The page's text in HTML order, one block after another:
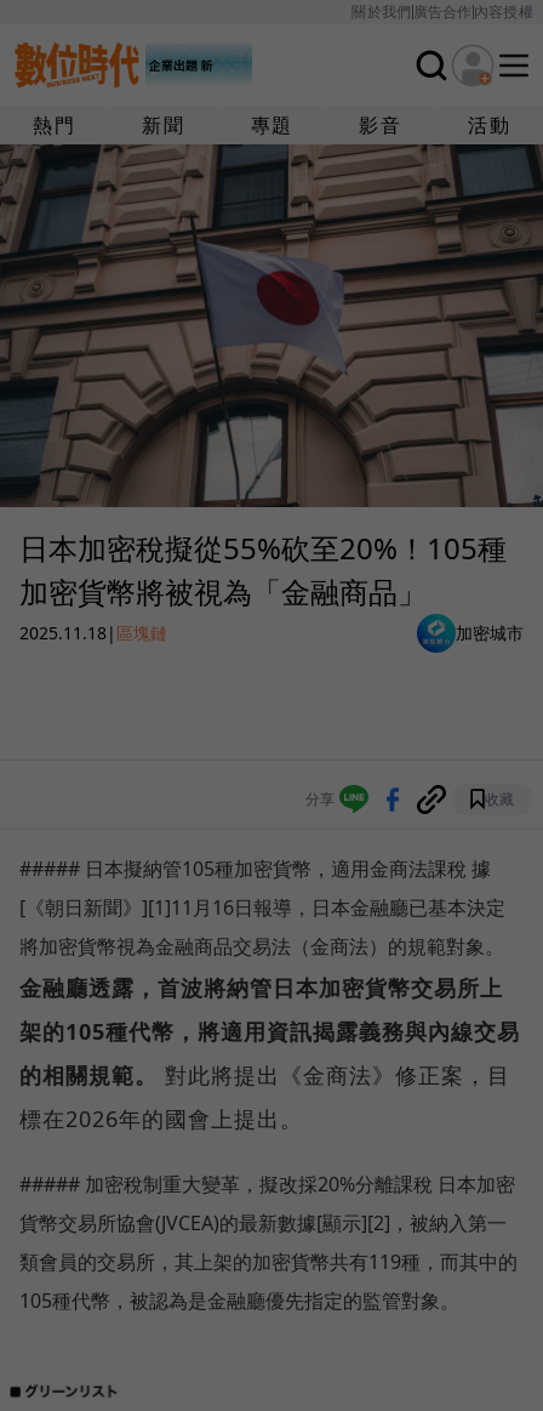
關於我們廣告合作內容授權
熱門 新聞 專題 影音 活動
日本加密稅擬從55%砍至20%！105種
加密貨幣將被視為「金融商品」
2025.11.18| 區塊鏈 加密城市
分享 收藏
##### 日本擬納管105種加密貨幣，適用金商法課稅 據
[《朝日新聞》][1]11月16日報導，日本金融廳已基本決定
將加密貨幣視為金融商品交易法（金商法）的規範對象。
金融廳透露，首波將納管日本加密貨幣交易所上
架的105種代幣，將適用資訊揭露義務與內線交易
的相關規範。
對此將提出《金商法》修正案，目
標在2026年的國會上提出。
##### 加密稅制重大變革，擬改採20%分離課稅 日本加密
貨幣交易所協會(JVCEA)的最新數據[顯示][2]，被納入第一
類會員的交易所，其上架的加密貨幣共有119種，而其中的
105種代幣，被認為是金融廳優先指定的監管對象。